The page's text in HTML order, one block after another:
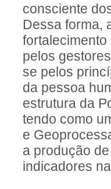
consciente
Dessa forma,
pelos
se pelos
da pessoa
estrutura da
tendo como
e
a produção
indicadores